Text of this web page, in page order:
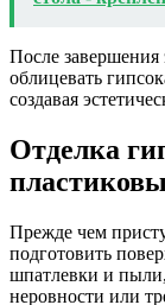
После завершения
облицевать
создавая
Отделка
Прежде чем
подготовить
шпатлевки и
неровности или